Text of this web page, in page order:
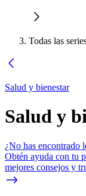
Todas las
Salud y bienestar
Salud y
¿No has encontrado
Obtén ayuda con tu
mejores consejos y